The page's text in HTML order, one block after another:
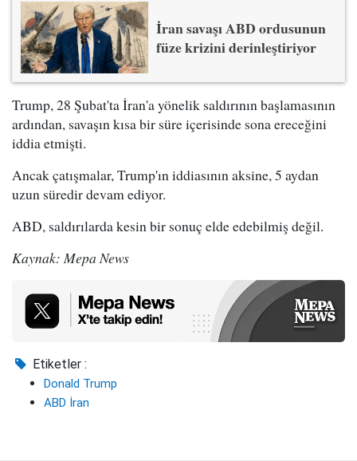
İran savaşı ABD ordusunun
füze krizini derinleştiriyor
Trump, 28 Şubat'ta İran'a yönelik saldırının başlamasının
ardından, savaşın kısa bir süre içerisinde sona ereceğini
iddia etmişti.
Ancak çatışmalar, Trump'ın iddiasının aksine, 5 aydan
uzun süredir devam ediyor.
ABD, saldırılarda kesin bir sonuç elde edebilmiş değil.
Kaynak: Mepa News
Etiketler :
Donald Trump
ABD İran